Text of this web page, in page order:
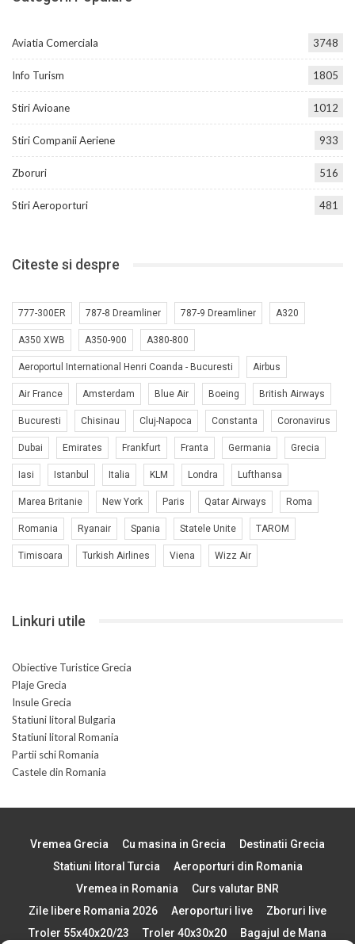
Aviatia Comerciala 3748
Info Turism 1805
Stiri Avioane 1012
Stiri Companii Aeriene 933
Zboruri 516
Stiri Aeroporturi 481
Citeste si despre
777-300ER 787-8 Dreamliner 787-9 Dreamliner A320
A350 XWB A350-900 A380-800
Aeroportul International Henri Coanda - Bucuresti Airbus
Air France Amsterdam Blue Air Boeing British Airways
Bucuresti Chisinau Cluj-Napoca Constanta Coronavirus
Dubai Emirates Frankfurt Franta Germania Grecia
Iasi Istanbul Italia KLM Londra Lufthansa
Marea Britanie New York Paris Qatar Airways Roma
Romania Ryanair Spania Statele Unite TAROM
Timisoara Turkish Airlines Viena Wizz Air
Linkuri utile
Obiective Turistice Grecia
Plaje Grecia
Insule Grecia
Statiuni litoral Bulgaria
Statiuni litoral Romania
Partii schi Romania
Castele din Romania
Vremea Grecia Cu masina in Grecia
Destinatii Grecia
Statiuni litoral Turcia
Aeroporturi din Romania
Vremea in Romania
Curs valutar BNR
Zile libere Romania 2026
Aeroporturi live
Zboruri live
Troler 55x40x20/23
Troler 40x30x20 Bagajul de Mana